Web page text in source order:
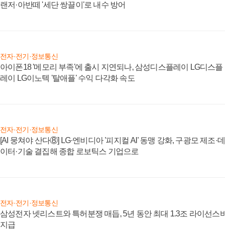
랜저·아반떼 '세단 쌍끌이'로 내수 방어
전자·전기·정보통신
아이폰18 '메모리 부족'에 출시 지연되나, 삼성디스플레이 LG디스플
레이 LG이노텍 '탈애플' 수익 다각화 속도
전자·전기·정보통신
[AI 뭉쳐야 산다⑧] LG·엔비디아 '피지컬 AI' 동맹 강화, 구광모 제조·데
이터·기술 결집해 종합 로보틱스 기업으로
전자·전기·정보통신
삼성전자 넷리스트와 특허분쟁 매듭, 5년 동안 최대 1.3조 라이선스비
지급